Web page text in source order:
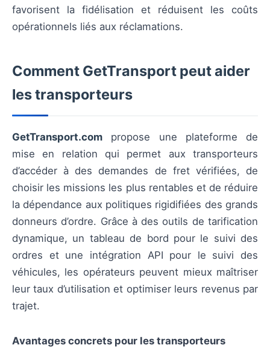
favorisent la fidélisation et réduisent les coûts
opérationnels liés aux réclamations.
Comment GetTransport peut aider
les transporteurs
GetTransport.com propose une plateforme de
mise en relation qui permet aux transporteurs
d’accéder à des demandes de fret vérifiées, de
choisir les missions les plus rentables et de réduire
la dépendance aux politiques rigidifiées des grands
donneurs d’ordre. Grâce à des outils de tarification
dynamique, un tableau de bord pour le suivi des
ordres et une intégration API pour le suivi des
véhicules, les opérateurs peuvent mieux maîtriser
leur taux d’utilisation et optimiser leurs revenus par
trajet.
Avantages concrets pour les transporteurs